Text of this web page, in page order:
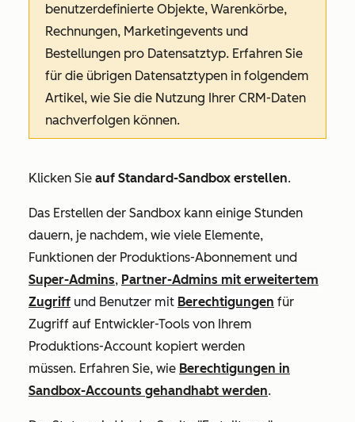
benutzerdefinierte Objekte, Warenkörbe,
Rechnungen, Marketingevents und
Bestellungen pro Datensatztyp. Erfahren Sie
für die übrigen Datensatztypen in folgendem
Artikel, wie Sie die Nutzung Ihrer CRM-Daten
nachverfolgen können.
Klicken Sie auf Standard-Sandbox erstellen.
Das Erstellen der Sandbox kann einige Stunden
dauern, je nachdem, wie viele Elemente,
Funktionen der Produktions-Abonnement und
Super-Admins, Partner-Admins mit erweitertem
Zugriff und Benutzer mit Berechtigungen für
Zugriff auf Entwickler-Tools von Ihrem
Produktions-Account kopiert werden
müssen. Erfahren Sie, wie Berechtigungen in
Sandbox-Accounts gehandhabt werden.